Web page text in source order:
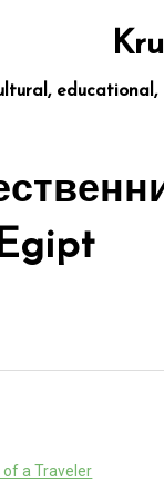
educational,
of a Traveler